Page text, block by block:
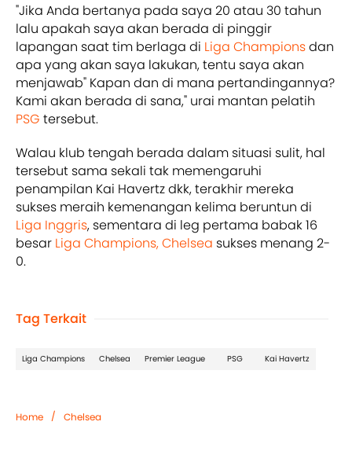
"Jika Anda bertanya pada saya 20 atau 30 tahun
lalu apakah saya akan berada di pinggir
lapangan saat tim berlaga di Liga Championsdan
apa yang akan saya lakukan, tentu saya akan
menjawab" Kapan dan di mana pertandingannya?
Kami akan berada di sana," urai mantan pelatih
PSG tersebut.
Walau klub tengah berada dalam situasi sulit, hal
tersebut sama sekali tak memengaruhi
penampilan Kai Havertz dkk, terakhir mereka
sukses meraih kemenangan kelima beruntun di
Liga Inggris, sementara di leg pertama babak 16
besar Liga Champions,Chelsea sukses menang 2-
0.
Tag Terkait
Liga Champions Chelsea Premier League PSG Kai Havertz
Home / Chelsea